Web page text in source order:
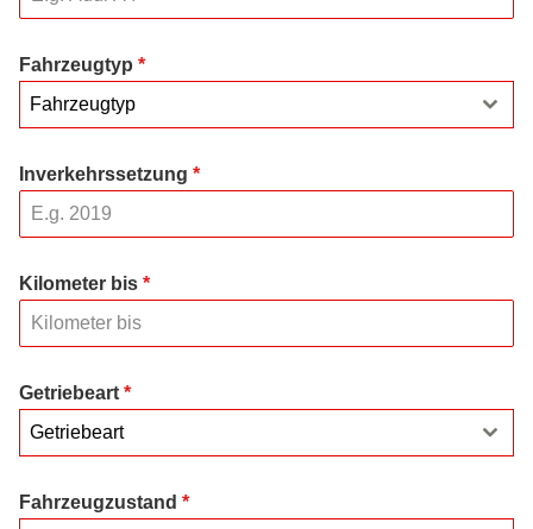
Fahrzeugtyp *
Fahrzeugtyp
Inverkehrssetzung *
Kilometer bis *
Getriebeart *
Getriebeart
Fahrzeugzustand *